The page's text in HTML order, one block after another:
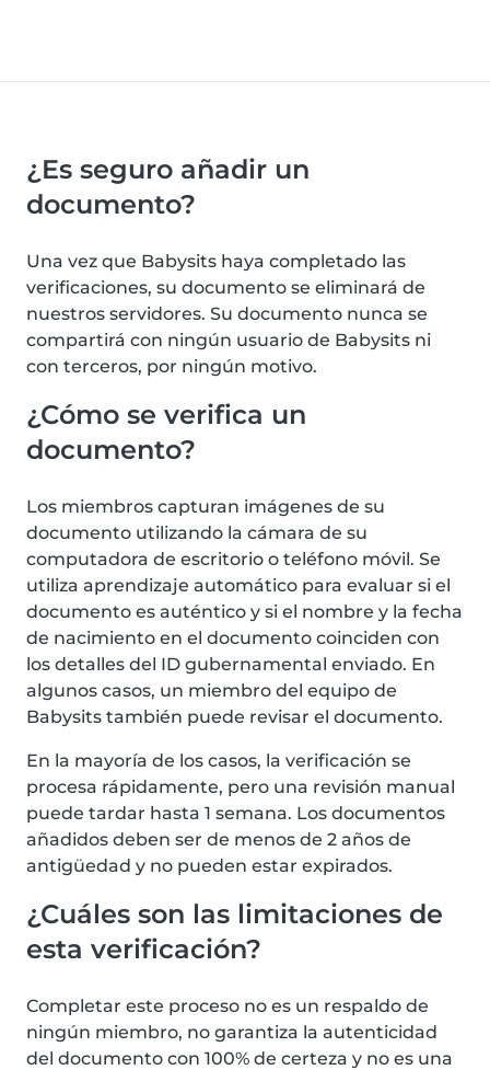
¿Es seguro añadir un
documento?
Una vez que Babysits haya completado las
verificaciones, su documento se eliminará de
nuestros servidores. Su documento nunca se
compartirá con ningún usuario de Babysits ni
con terceros, por ningún motivo.
¿Cómo se verifica un
documento?
Los miembros capturan imágenes de su
documento utilizando la cámara de su
computadora de escritorio o teléfono móvil. Se
utiliza aprendizaje automático para evaluar si el
documento es auténtico y si el nombre y la fecha
de nacimiento en el documento coinciden con
los detalles del ID gubernamental enviado. En
algunos casos, un miembro del equipo de
Babysits también puede revisar el documento.
En la mayoría de los casos, la verificación se
procesa rápidamente, pero una revisión manual
puede tardar hasta 1 semana. Los documentos
añadidos deben ser de menos de 2 años de
antigüedad y no pueden estar expirados.
¿Cuáles son las limitaciones de
esta verificación?
Completar este proceso no es un respaldo de
ningún miembro, no garantiza la autenticidad
del documento con 100% de certeza y no es una